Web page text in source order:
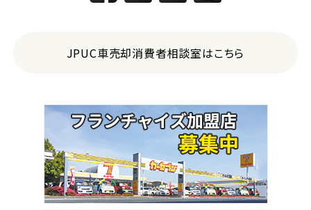
JPUC車売却消費者相談室はこちら